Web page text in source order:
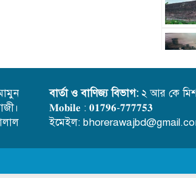
বার্তা ও বাণিজ্য বিভাগ: ২ আর কে
𝐌𝐨𝐛𝐢𝐥𝐞 : 𝟎𝟏𝟕𝟗𝟔-𝟕𝟕𝟕𝟕𝟓𝟑
ইমেইল: